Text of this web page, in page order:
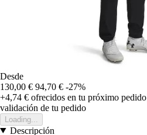
Desde
130,00 € 94,70 € -27%
+4,74 € ofrecidos en tu próximo pedido
validación de tu pedido
Loading...
Descripción